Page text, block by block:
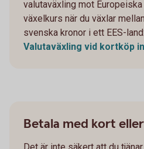
valutaväxling mot
växelkurs när du växlar
svenska kronor i ett EES-land:
Valutaväxling vid kortköp
Betala med kort
Det är inte säkert att du